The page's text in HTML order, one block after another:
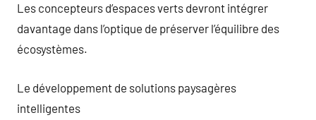
Les concepteurs d’espaces verts devront intégrer
davantage dans l’optique de préserver l’équilibre des
écosystèmes.
Le développement de solutions paysagères
intelligentes